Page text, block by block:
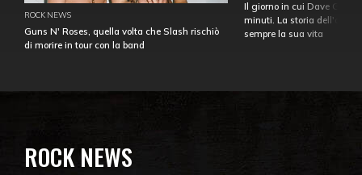
ROCK NEWS
Guns N' Roses, quella volta che Slash rischiò
di morire in tour con la band
Il giorno in cui Dave
minuti. La storia
sempre la sua vita
ROCK NEWS